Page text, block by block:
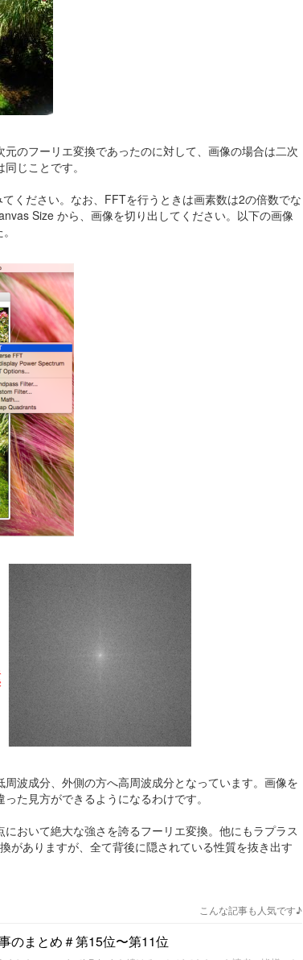
のフーリエ変換であったのに対して、画像の場合は二次
じことです。
ください。なお、FFTを行うときは画素数は2の倍数でな
Size から、画像を切り出してください。以下の画像
波成分、外側の方へ高周波成分となっています。画像を
た見方ができるようになるわけです。
おいて絶大な強さを誇るフーリエ変換。他にもラプラス
がありますが、全て背後に隠されている性質を抜き出す
こんな記事も人気です♪
のまとめ＃第15位〜第11位